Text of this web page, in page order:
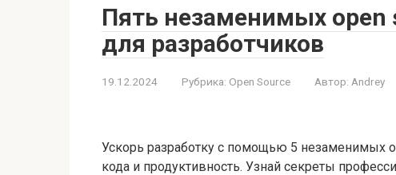
Пять незаменимых open
для разработчиков
19.12.2024 Рубрика: Open Source Автор: Andrey
Ускорь разработку с помощью 5 незаменимых
кода и продуктивность. Узнай секреты